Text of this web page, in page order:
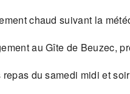
chaud suivant la
au Gîte de Beuzec,
repas du samedi midi et